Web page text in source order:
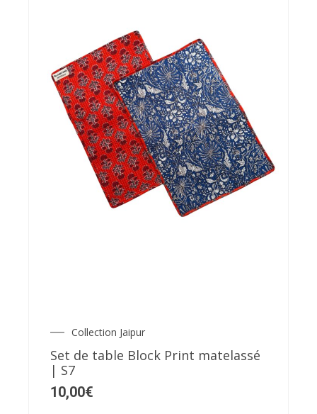
Collection Jaipur
Set de table Block Print matelassé
| S7
10,00€